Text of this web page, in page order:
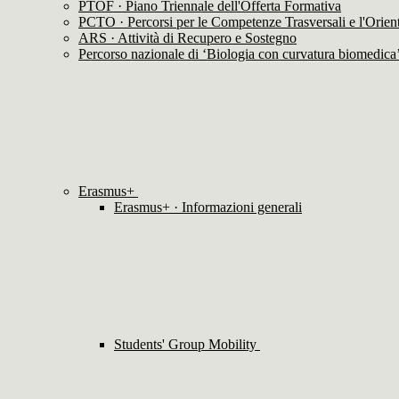
PTOF · Piano Triennale dell'Offerta Formativa
PCTO · Percorsi per le Competenze Trasversali e
ARS · Attività di Recupero e Sostegno
Percorso nazionale di ‘Biologia con curvatura biomedica’
Erasmus+
Erasmus+ · Informazioni generali
Students' Group Mobility